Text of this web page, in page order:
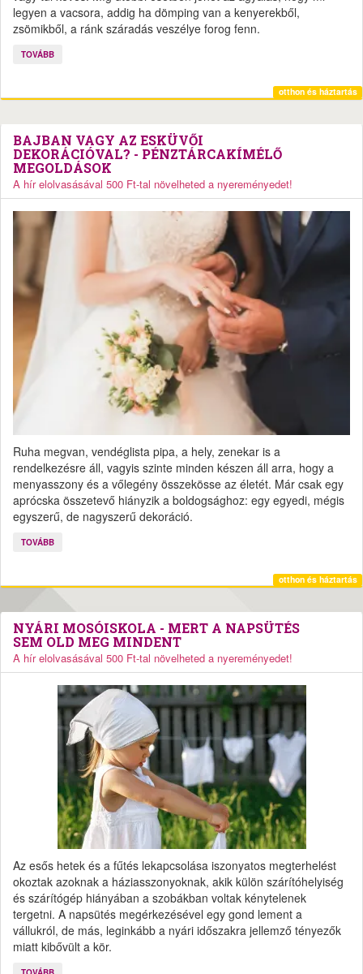
legyen a vacsora, addig ha dömping van a kenyerekből,
zsömikből, a ránk száradás veszélye forog fenn.
TOVÁBB
otthon és háztartás
BAJBAN VAGY AZ ESKÜVŐI
DEKORÁCIÓVAL? - PÉNZTÁRCAKÍMÉLŐ
MEGOLDÁSOK
A hír elolvasásával 500 Ft-tal növelheted a nyereményedet!
Ruha megvan, vendéglista pipa, a hely, zenekar is a
rendelkezésre áll, vagyis szinte minden készen áll arra, hogy a
menyasszony és a vőlegény összekösse az életét. Már csak egy
aprócska összetevő hiányzik a boldogsághoz: egy egyedi, mégis
egyszerű, de nagyszerű dekoráció.
TOVÁBB
otthon és háztartás
NYÁRI MOSÓISKOLA - MERT A NAPSÜTÉS
SEM OLD MEG MINDENT
A hír elolvasásával 500 Ft-tal növelheted a nyereményedet!
Az esős hetek és a fűtés lekapcsolása iszonyatos megterhelést
okoztak azoknak a háziasszonyoknak, akik külön szárítóhelyiség
és szárítógép hiányában a szobákban voltak kénytelenek
tergetni. A napsütés megérkezésével egy gond lement a
vállukról, de más, leginkább a nyári időszakra jellemző tényezők
miatt kibővült a kör.